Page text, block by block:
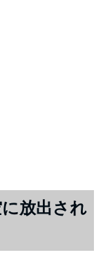
放出され